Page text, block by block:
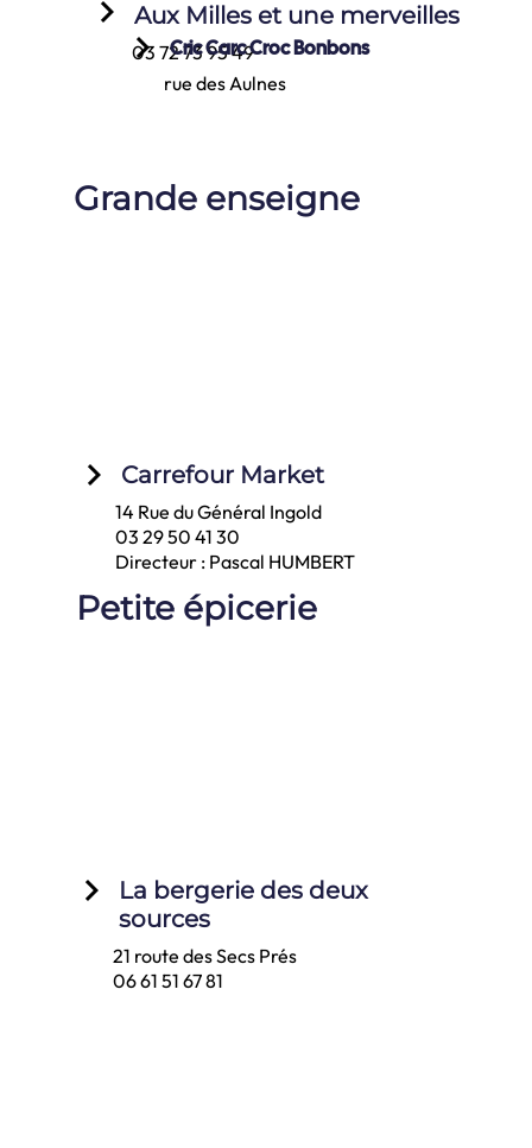
Aux Milles et une merveilles
03 72 73 95 49
Cric Carc Croc Bonbons
rue des Aulnes
keyboard_arrow_right
keyboard_arrow_right
Grande enseigne
Carrefour Market
14 Rue du Général Ingold
03 29 50 41 30
Directeur : Pascal HUMBERT
keyboard_arrow_right
Petite épicerie
La bergerie des deux
sources
21 route des Secs Prés
06 61 51 67 81
keyboard_arrow_right